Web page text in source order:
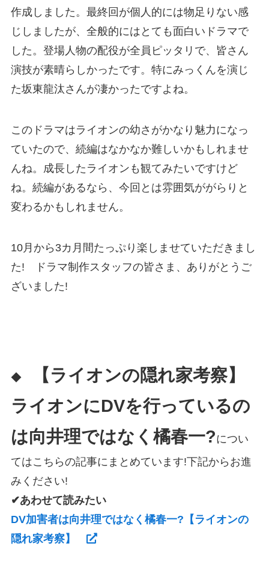
作成しました。最終回が個人的には物足りない感
じしましたが、全般的にはとても面白いドラマで
した。登場人物の配役が全員ピッタリで、皆さん
演技が素晴らしかったです。特にみっくんを演じ
た坂東龍汰さんが凄かったですよね。
このドラマはライオンの幼さがかなり魅力になっ
ていたので、続編はなかなか難しいかもしれませ
んね。成長したライオンも観てみたいですけど
ね。続編があるなら、今回とは雰囲気ががらりと
変わるかもしれません。
10月から3カ月間たっぷり楽しませていただきまし
た! ドラマ制作スタッフの皆さま、ありがとうご
ざいました!
◆
【ライオンの隠れ家考察】
ライオンにDVを行っているの
は向井理ではなく橘春一?につい
てはこちらの記事にまとめています!下記からお進
みください!
✔あわせて読みたい
DV加害者は向井理ではなく橘春一?【ライオンの
隠れ家考察】